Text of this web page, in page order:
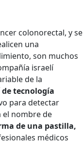
colonorectal, y se
una
son muchos
israelí
de la
tecnología
para detectar
el nombre de
de una pastilla,
médicos